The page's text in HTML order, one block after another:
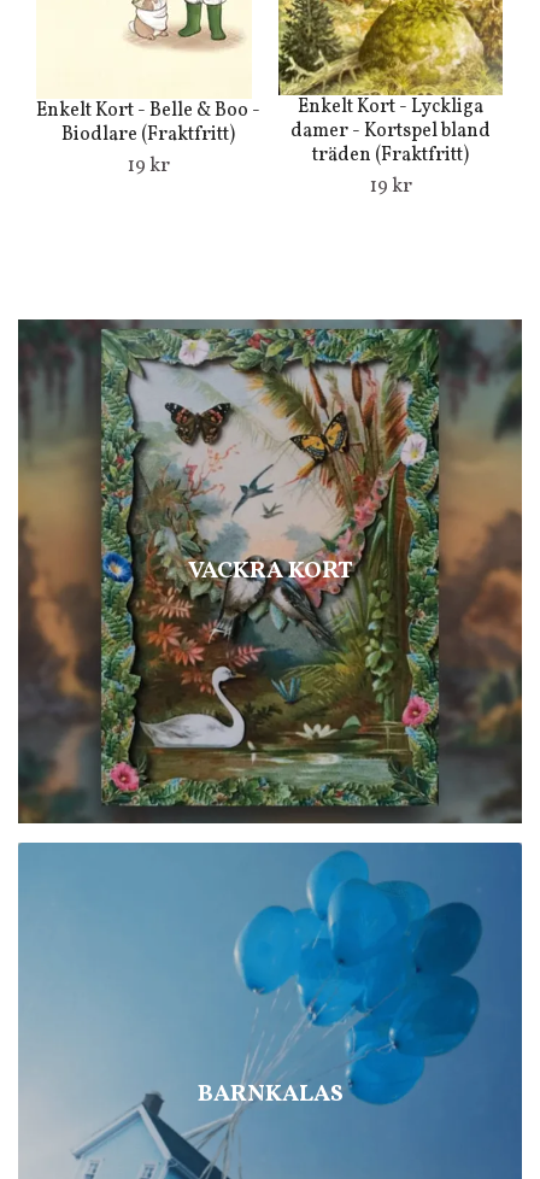
VACKRA KORT
BARNKALAS
Enkelt Kort - Belle & Boo -
Biodlare (Fraktfritt)
19 kr
Enkelt Kort - Lyckliga
damer - Kortspel bland
träden (Fraktfritt)
19 kr